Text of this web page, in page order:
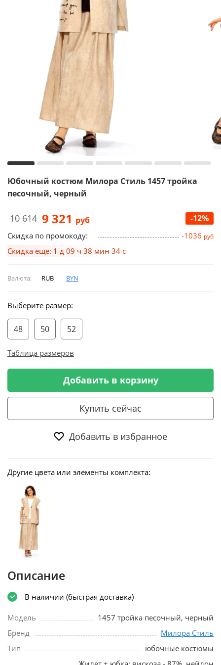
Юбочный костюм Милора Стиль 1457 тройка
песочный, черный
10 614 9 321 руб -12%
Скидка по промокоду: -1036 руб
Скидка ещё: 1 д 09 ч 38 мин 33 с
Валюта: RUB BYN
Выберите размер:
48 50 52
Таблица размеров
Добавить в корзину
Купить сейчас
Добавить в избранное
Другие цвета или элементы комплекта:
Описание
В наличии (быстрая доставка)
Модель
1457 тройка песочный, черный
Бренд
Милора Стиль
Тип
юбочные костюмы